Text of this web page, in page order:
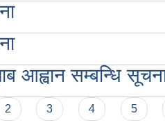
आह्वान सम्बन्धि
2 3 4 5